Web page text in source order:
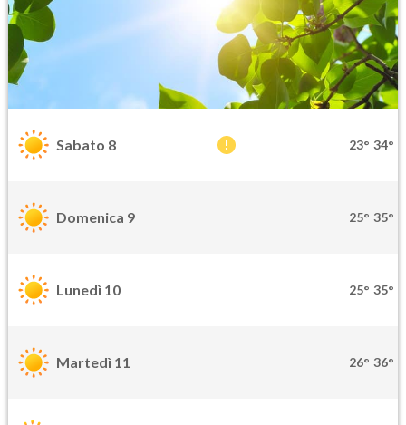
Sabato 8 23° 34°
Domenica 9 25° 35°
Lunedì 10 25° 35°
Martedì 11 26° 36°